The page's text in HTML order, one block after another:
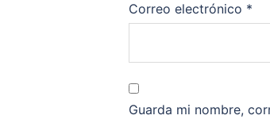
Correo electrónico *
Guarda mi nombre,